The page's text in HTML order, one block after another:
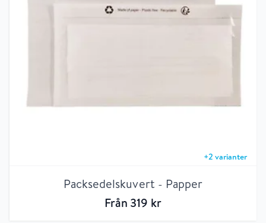
+2 varianter
Packsedelskuvert - Papper
Från 319 kr